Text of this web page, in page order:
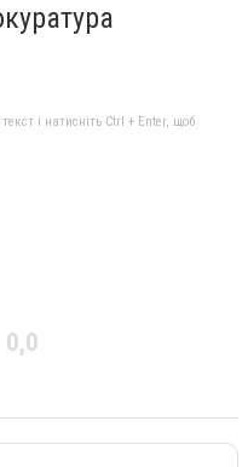
і натисніть Ctrl + Enter, щоб
0,0